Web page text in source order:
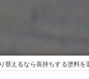
替えるなら長持ちする塗料